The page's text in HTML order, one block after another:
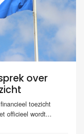
over
toezicht
officieel wordt...